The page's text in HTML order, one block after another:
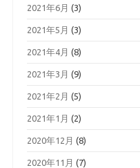
2021年6月 (3)
2021年5月 (3)
2021年4月 (8)
2021年3月 (9)
2021年2月 (5)
2021年1月 (2)
2020年12月 (8)
2020年11月 (7)